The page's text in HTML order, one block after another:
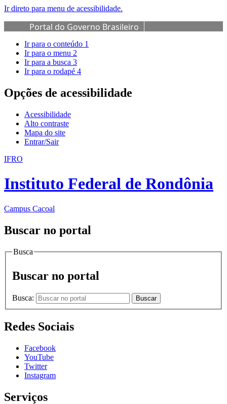
Ir direto para menu de acessibilidade.
Portal do Governo Brasileiro
Ir para o conteúdo 1
Ir para o menu 2
Ir para a busca 3
Ir para o rodapé 4
Opções de acessibilidade
Acessibilidade
Alto contraste
Mapa do site
Entrar/Sair
IFRO
Instituto Federal de Rondônia
Campus Cacoal
Buscar no portal
Busca
Buscar no portal
Busca: Buscar
Redes Sociais
Facebook
YouTube
Twitter
Instagram
Serviços